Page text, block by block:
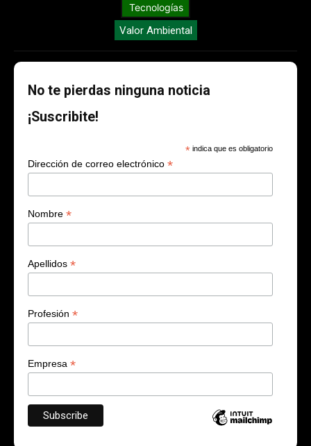
Tecnologías
Valor Ambiental
No te pierdas ninguna noticia
¡Suscribite!
* indica que es obligatorio
Dirección de correo electrónico *
Nombre *
Apellidos *
Profesión *
Empresa *